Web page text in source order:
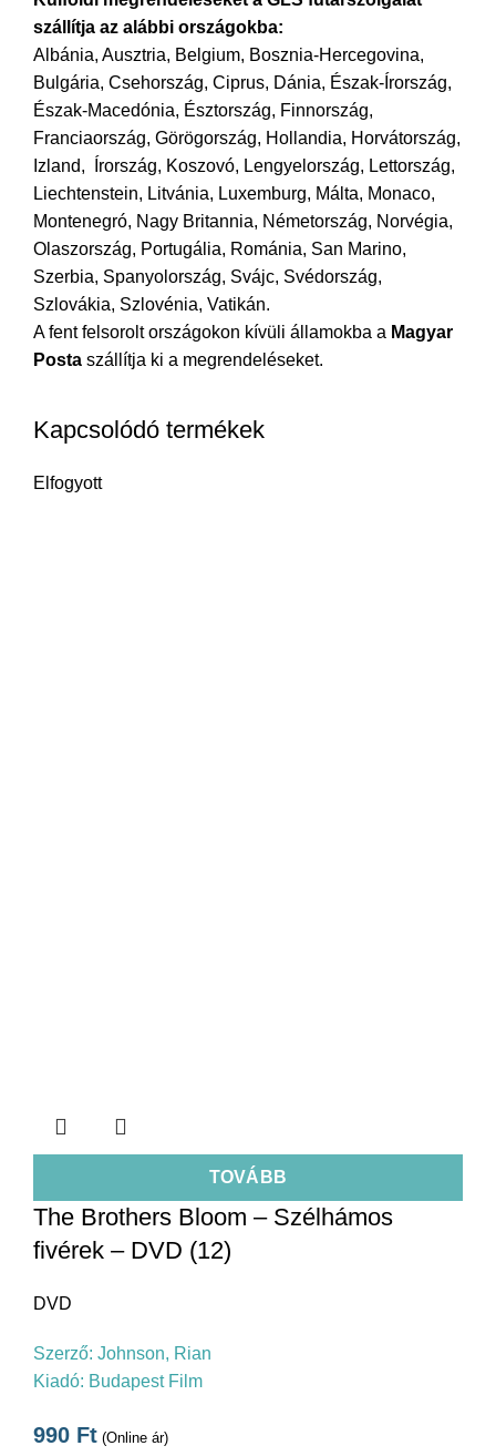
szállítja az alábbi országokba:
Albánia, Ausztria, Belgium, Bosznia-Hercegovina,
Bulgária, Csehország, Ciprus, Dánia, Észak-Írország,
Észak-Macedónia, Észtország, Finnország,
Franciaország, Görögország, Hollandia, Horvátország,
Izland, Írország, Koszovó, Lengyelország, Lettország,
Liechtenstein, Litvánia, Luxemburg, Málta, Monaco,
Montenegró, Nagy Britannia, Németország, Norvégia,
Olaszország, Portugália, Románia, San Marino,
Szerbia, Spanyolország, Svájc, Svédország,
Szlovákia, Szlovénia, Vatikán.
A fent felsorolt országokon kívüli államokba a Magyar
Posta szállítja ki a megrendeléseket.
Kapcsolódó termékek
Elfogyott
TOVÁBB
The Brothers Bloom – Szélhámos
fivérek – DVD (12)
DVD
Szerző: Johnson, Rian
Kiadó: Budapest Film
990 Ft (Online ár)